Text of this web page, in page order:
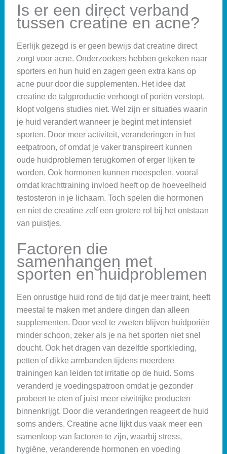
Is er een direct verband
tussen creatine en acne?
Eerlijk gezegd is er geen bewijs dat creatine direct
zorgt voor acne. Onderzoekers hebben gekeken naar
sporters en hun huid en zagen geen extra kans op
acne puur door die supplementen. Het idee dat
creatine de talgproductie verhoogt of poriën verstopt,
klopt volgens studies niet. Wel zijn er situaties waarin
je huid verandert wanneer je begint met intensief
sporten. Door meer activiteit, veranderingen in het
eetpatroon, of omdat je vaker transpireert kunnen
oude huidproblemen terugkomen of erger lijken te
worden. Ook hormonen kunnen meespelen, vooral
omdat krachttraining invloed heeft op de hoeveelheid
testosteron in je lichaam. Toch spelen die hormonen
en niet de creatine zelf een grotere rol bij het ontstaan
van puistjes.
Factoren die
samenhangen met
sporten en huidproblemen
Een onrustige huid rond de tijd dat je meer traint, heeft
meestal te maken met andere dingen dan alleen
supplementen. Door veel te zweten blijven huidporiën
minder schoon, zeker als je na het sporten niet snel
doucht. Ook het dragen van dezelfde sportkleding,
petten of dikke armbanden tijdens meerdere
trainingen kan leiden tot irritatie op de huid. Soms
veranderd je voedingspatroon omdat je gezonder
probeert te eten of juist meer eiwitrijke producten
binnenkrijgt. Door die veranderingen reageert de huid
soms anders. Creatine acne lijkt dus vaak meer een
samenloop van factoren te zijn, waarbij stress,
hygiëne, veranderende hormonen en voeding